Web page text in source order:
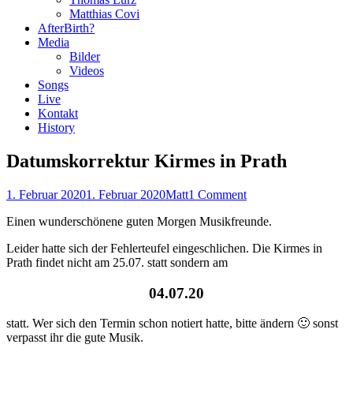
Matthias Covi
AfterBirth?
Media
Bilder
Videos
Songs
Live
Kontakt
History
Datumskorrektur Kirmes in Prath
Posted
1. Februar 20201. Februar 2020Author
Matt1 Comment
Einen wunderschönene guten Morgen Musikfreunde.
Leider hatte sich der Fehlerteufel eingeschlichen. Die Kirmes in
Prath findet nicht am 25.07. statt sondern am
04.07.20
statt. Wer sich den Termin schon notiert hatte, bitte ändern 🙂 sonst
verpasst ihr die gute Musik.